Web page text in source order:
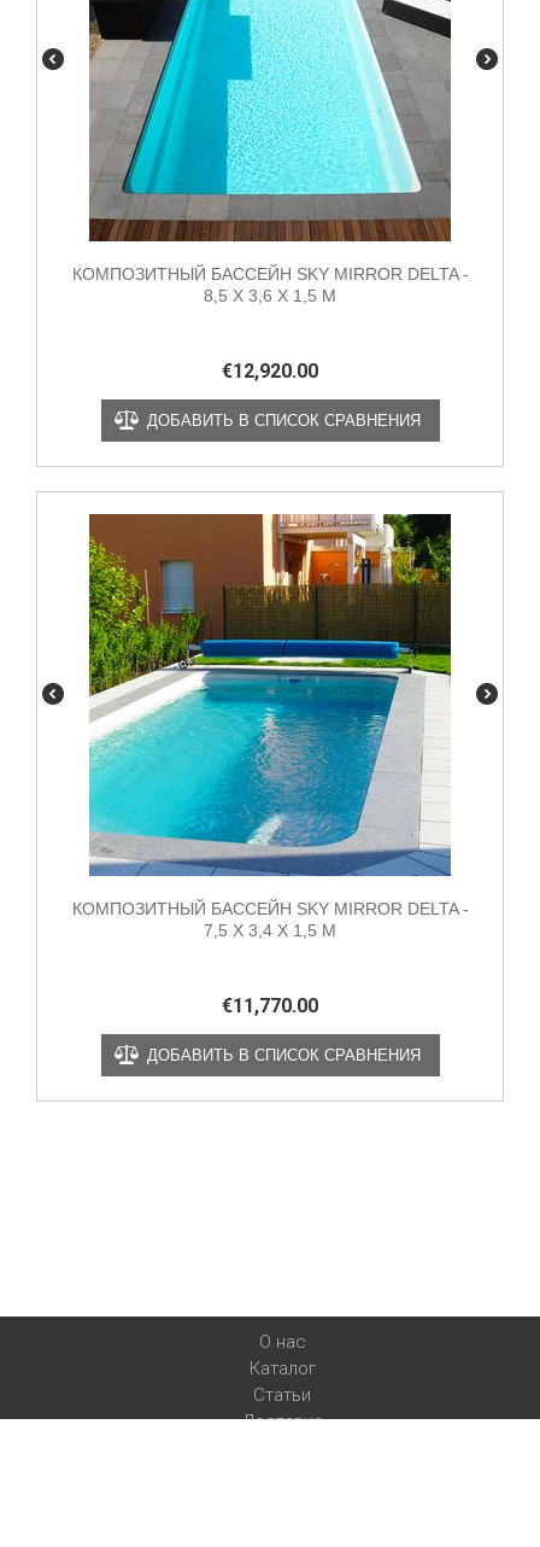
КОМПОЗИТНЫЙ БАССЕЙН SKY MIRROR DELTA -
8,5 X 3,6 X 1,5 М
€12,920.00
ДОБАВИТЬ В СПИСОК СРАВНЕНИЯ
КОМПОЗИТНЫЙ БАССЕЙН SKY MIRROR DELTA -
7,5 X 3,4 X 1,5 М
€11,770.00
ДОБАВИТЬ В СПИСОК СРАВНЕНИЯ
О нас
Каталог
Статьи
Доставка